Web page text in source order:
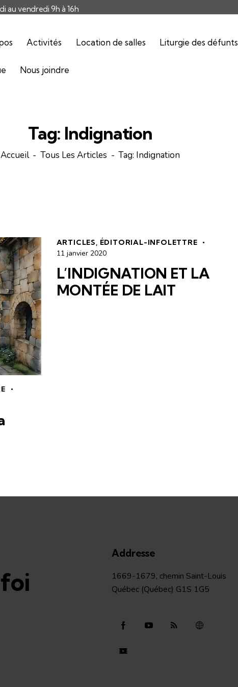
au vendredi 9h à 16h
Activités Location de salles Liturgie des défunts
Nous joindre
Tag: Indignation
Accueil Tous Les Articles Tag: Indignation
ARTICLES, ÉDITORIAL-INFOLETTRE
11 janvier 2020
L’INDIGNATION ET LA
MONTÉE DE LAIT
Addresse
1669-1679, chemin Saint-Louis
Québec (Québec) G1S 1G5